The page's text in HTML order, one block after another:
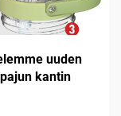
uuden
kantin